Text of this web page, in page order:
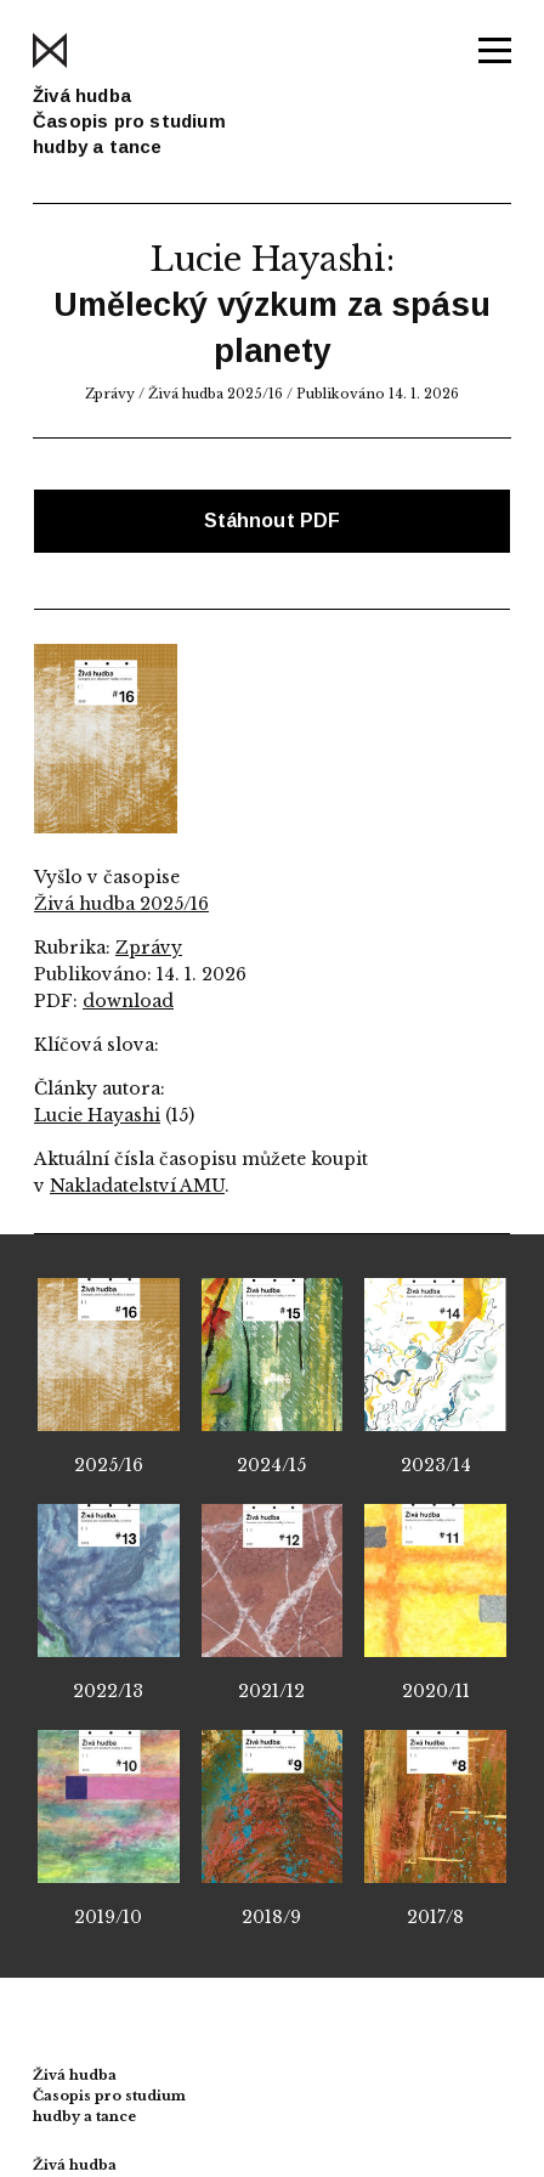
Živá hudba
Časopis pro studium
hudby a tance
Lucie Hayashi:
Umělecký výzkum za spásu
planety
Zprávy / Živá hudba 2025/16 / Publikováno 14. 1. 2026
Stáhnout PDF
Vyšlo v časopise
Živá hudba 2025/16
Rubrika: Zprávy
Publikováno: 14. 1. 2026
PDF: download
Klíčová slova:
Články autora:
Lucie Hayashi (15)
Aktuální čísla časopisu můžete koupit
v Nakladatelství AMU.
2025/16 2024/15 2023/14
2022/13 2021/12 2020/11
2019/10 2018/9 2017/8
Živá hudba
Časopis pro studium
hudby a tance
Živá hudba